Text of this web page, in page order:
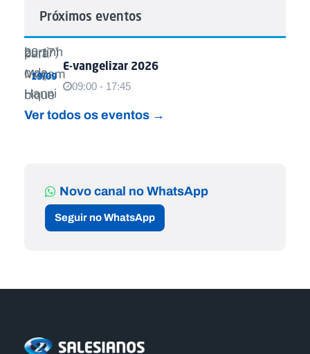
Próximos eventos
19/09
E-vangelizar 2026
09:00 - 17:45
Ver todos os eventos →
Novo canal no WhatsApp
Seguir no WhatsApp